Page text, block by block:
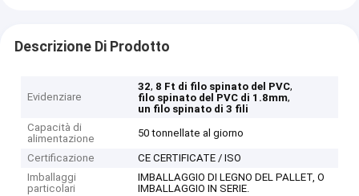
Descrizione Di Prodotto
Evidenziare
32, 8 Ft di filo spinato del PVC,
filo spinato del PVC di 1.8mm,
un filo spinato di 3 fili
Capacità di
alimentazione
50 tonnellate al giorno
Certificazione
CE CERTIFICATE / ISO
Imballaggi
particolari
IMBALLAGGIO DI LEGNO DEL PALLET, O
IMBALLAGGIO IN SERIE.